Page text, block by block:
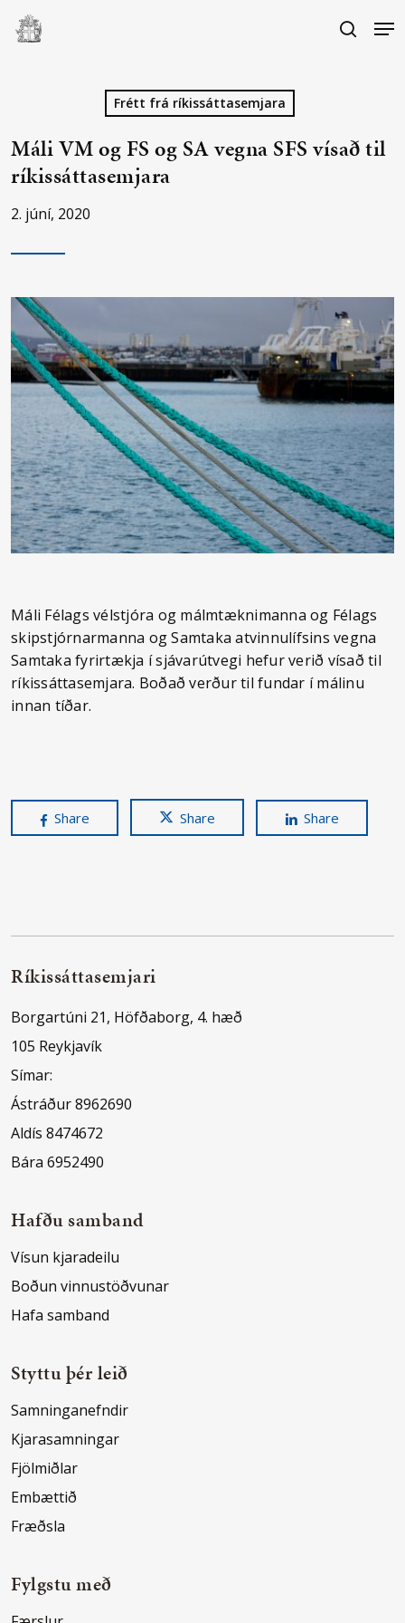
Skip
search
Frétt frá ríkissáttasemjara
Máli VM og FS og SA vegna SFS vísað til
ríkissáttasemjara
2. júní, 2020
Máli Félags vélstjóra og málmtæknimanna og Félags
skipstjórnarmanna og Samtaka atvinnulífsins vegna
Samtaka fyrirtækja í sjávarútvegi hefur verið vísað til
ríkissáttasemjara. Boðað verður til fundar í málinu
innan tíðar.
Share Share Share
Ríkissáttasemjari
Borgartúni 21, Höfðaborg, 4. hæð
105 Reykjavík
Símar:
Ástráður 8962690
Aldís 8474672
Bára 6952490
Hafðu samband
Vísun kjaradeilu
Boðun vinnustöðvunar
Hafa samband
Styttu þér leið
Samninganefndir
Kjarasamningar
Fjölmiðlar
Embættið
Fræðsla
Fylgstu með